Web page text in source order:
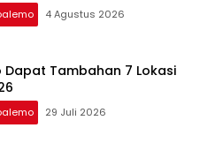
4 Agustus 2026
Dapat Tambahan 7 Lokasi
29 Juli 2026